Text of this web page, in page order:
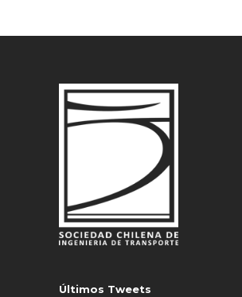
Últimos Tweets